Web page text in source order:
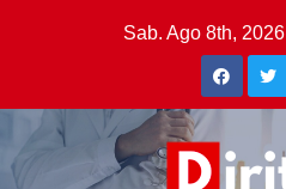
Sab. Ago 8th, 2026